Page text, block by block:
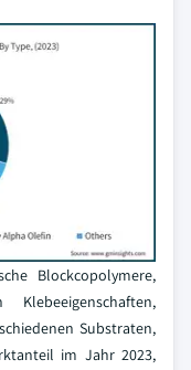
Blockcopolymere,
Substraten,
im Jahr 2023,